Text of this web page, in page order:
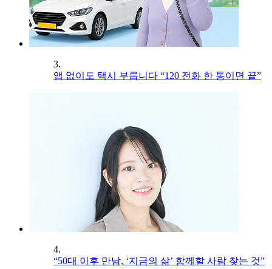
3.
앱 없이도 택시 부릅니다 “120 전화 한 통이면 끝”
4.
“50대 이후 만남, ‘지금의 삶’ 함께할 사람 찾는 것”